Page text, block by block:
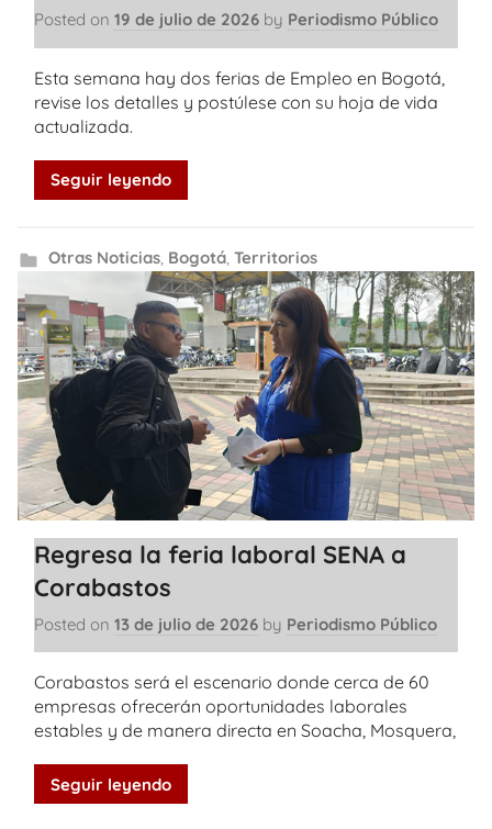
Posted on 19 de julio de 2026 by Periodismo Público
Esta semana hay dos ferias de Empleo en Bogotá,
revise los detalles y postúlese con su hoja de vida
actualizada.
Seguir leyendo
Otras Noticias, Bogotá, Territorios
Regresa la feria laboral SENA a
Corabastos
Posted on 13 de julio de 2026 by Periodismo Público
Corabastos será el escenario donde cerca de 60
empresas ofrecerán oportunidades laborales
estables y de manera directa en Soacha, Mosquera,
Seguir leyendo